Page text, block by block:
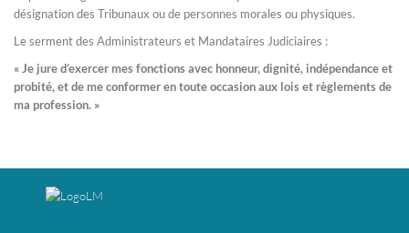
désignation des Tribunaux ou de personnes morales ou physiques.
Le serment des Administrateurs et Mandataires Judiciaires :
« Je jure d’exercer mes fonctions avec honneur, dignité, indépendance et
probité, et de me conformer en toute occasion aux lois et règlements de
ma profession. »